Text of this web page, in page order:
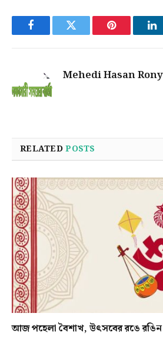
FacebookTwitter Pinterest
Mehedi Hasan Rony
RELATEDPOSTS
আজ পহেলা বৈশাখ, উৎসবের রঙে রঙিন